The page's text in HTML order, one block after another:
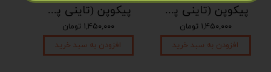
پیکوپن (تاینی پن) 6 نت برند دلکو
۱,۴۵۰,۰۰۰ تومان
افزودن به سبد خرید
پیکوپن (تاینی پن) 6 نت برند دلکو
۱,۴۵۰,۰۰۰ تومان
افزودن به سبد خرید